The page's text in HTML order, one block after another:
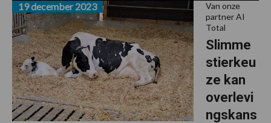
Van onze
partner AI
Total
Slimme
stierkeu
ze kan
overlevi
ngskans
19 december 2023